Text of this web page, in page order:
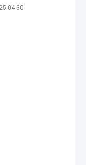
Rope
04-30